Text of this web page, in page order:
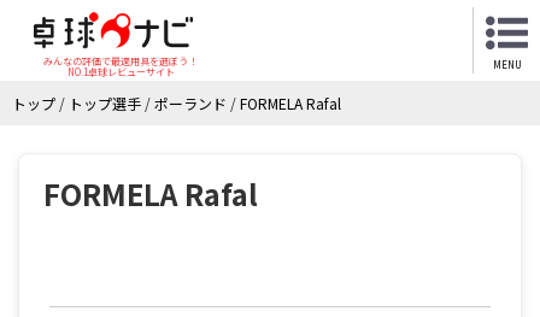
みんなの評価で最適用具を選ぼう！
NO.1卓球レビューサイト
MENU
トップ / トップ選手 /ポーランド /FORMELA Rafal
FORMELA Rafal